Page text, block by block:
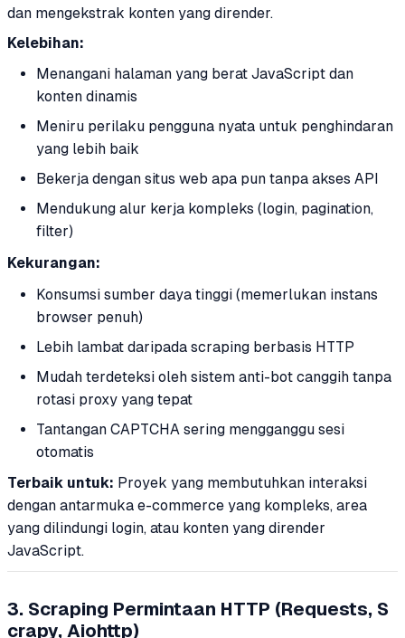
dan mengekstrak konten yang dirender.
Kelebihan:
Menangani halaman yang berat JavaScript dan
konten dinamis
Meniru perilaku pengguna nyata untuk penghindaran
yang lebih baik
Bekerja dengan situs web apa pun tanpa akses API
Mendukung alur kerja kompleks (login, pagination,
filter)
Kekurangan:
Konsumsi sumber daya tinggi (memerlukan instans
browser penuh)
Lebih lambat daripada scraping berbasis HTTP
Mudah terdeteksi oleh sistem anti-bot canggih tanpa
rotasi proxy yang tepat
Tantangan CAPTCHA sering mengganggu sesi
otomatis
Terbaik untuk: Proyek yang membutuhkan interaksi
dengan antarmuka e-commerce yang kompleks, area
yang dilindungi login, atau konten yang dirender
JavaScript.
3. Scraping Permintaan HTTP (Requests, S
crapy, Aiohttp)